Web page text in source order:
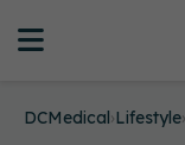
DCMedical›Lifestyle›